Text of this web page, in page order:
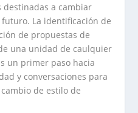
destinadas a cambiar
La identificación de
de propuestas de
una unidad de caulquier
un primer paso hacia
y conversaciones para
de estilo de